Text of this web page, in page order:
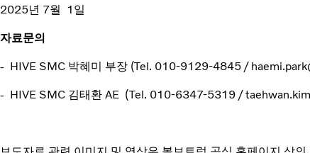
2025년 7월 1일
자료문의
- HIVE SMC 박혜미 부장 (Tel. 010-9129-4845 /
- HIVE SMC 김태환 AE (Tel. 010-6347-5319 /